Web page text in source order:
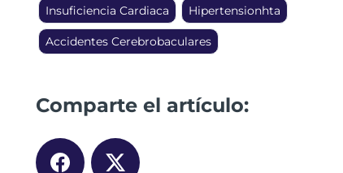
Insuficiencia Cardiaca Hipertensionhta
Accidentes Cerebrobaculares
Comparte el artículo: